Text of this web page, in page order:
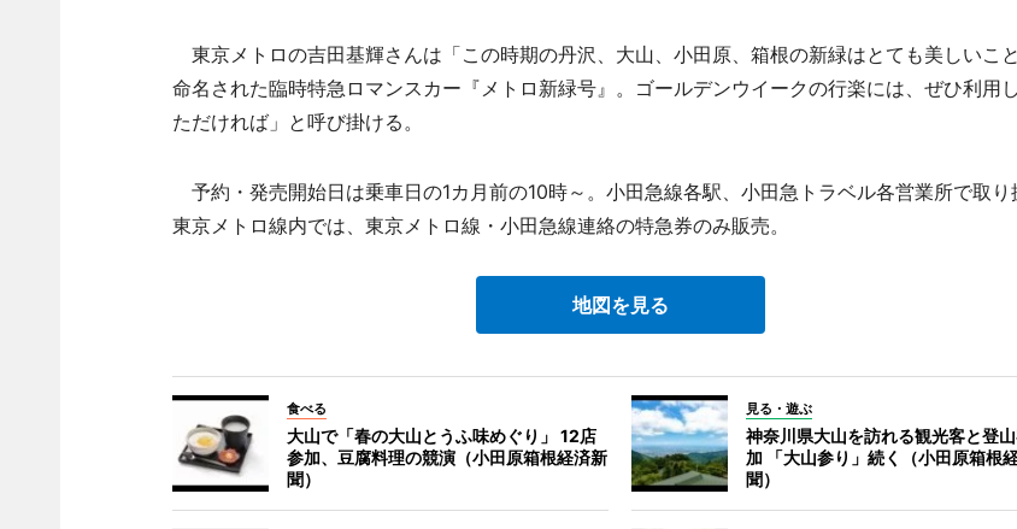
東京メトロの吉田基輝さんは「この時期の丹沢、大山、小田原、箱根の新緑はとても美しいこ
命名された臨時特急ロマンスカー『メトロ新緑号』。ゴールデンウイークの行楽には、ぜひ利用
ただければ」と呼び掛ける。
予約・発売開始日は乗車日の1カ月前の10時～。小田急線各駅、小田急トラベル各営業所で取り
東京メトロ線内では、東京メトロ線・小田急線連絡の特急券のみ販売。
地図を見る
食べる
大山で「春の大山とうふ味めぐり」 12店
参加、豆腐料理の競演（小田原箱根経済新
聞）
見る・遊ぶ
神奈川県大山を訪れる観光客と登
加 「大山参り」続く（小田原箱根
聞）